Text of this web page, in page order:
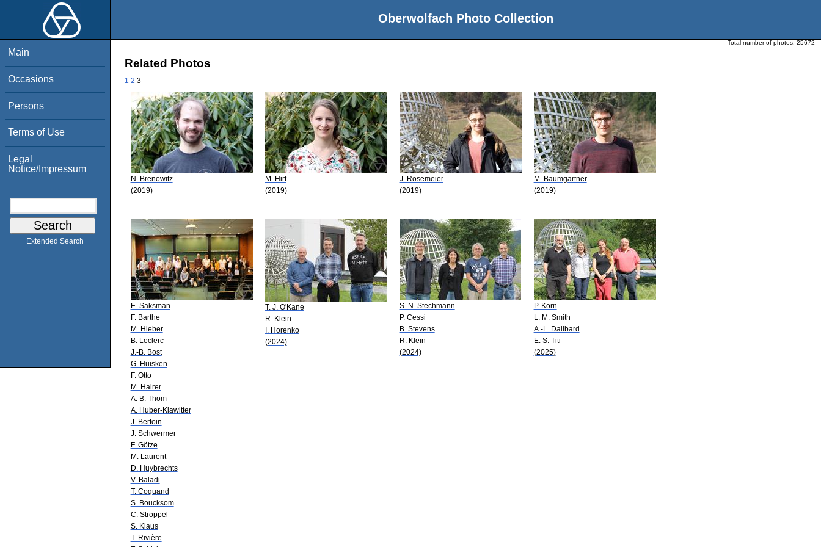
Oberwolfach Photo Collection
Main
Occasions
Persons
Terms of Use
Legal
Notice/Impressum
Extended Search
Total number of photos: 25672
Related Photos
1 2 3
N. Brenowitz
(2019)
M. Hirt
(2019)
J. Rosemeier
(2019)
M. Baumgartner
(2019)
E. Saksman
F. Barthe
M. Hieber
B. Leclerc
J.-B. Bost
G. Huisken
F. Otto
M. Hairer
A. B. Thom
A. Huber-Klawitter
J. Bertoin
J. Schwermer
F. Götze
M. Laurent
D. Huybrechts
V. Baladi
T. Coquand
S. Boucksom
C. Stroppel
S. Klaus
T. Rivière
T. J. O'Kane
R. Klein
I. Horenko
(2024)
S. N. Stechmann
P. Cessi
B. Stevens
R. Klein
(2024)
P. Korn
L. M. Smith
A.-L. Dalibard
E. S. Titi
(2025)